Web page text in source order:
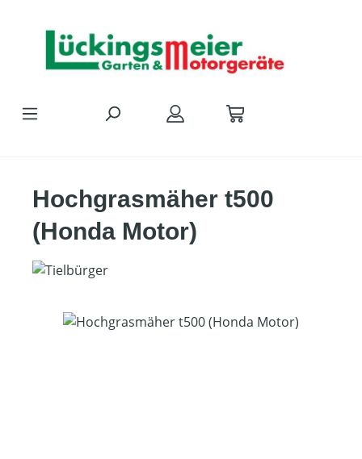
Hochgrasmäher t500
(Honda Motor)
Bildergalerie überspringen